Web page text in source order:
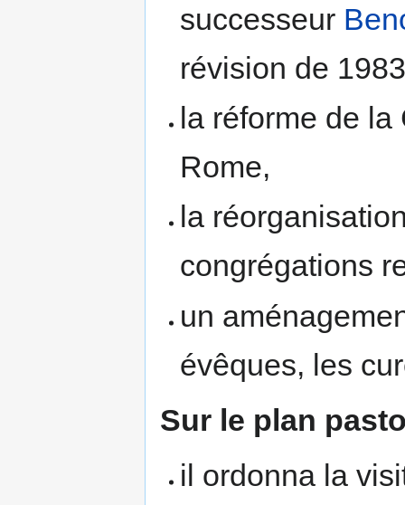
successeur
révision de
la réforme de
Rome,
la
congrégations
un
évêques, les
Sur le plan
il ordonna la